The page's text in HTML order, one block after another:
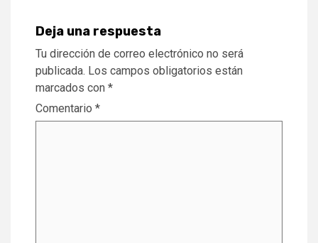
Deja una respuesta
Tu dirección de correo electrónico no será
publicada. Los campos obligatorios están
marcados con *
Comentario *